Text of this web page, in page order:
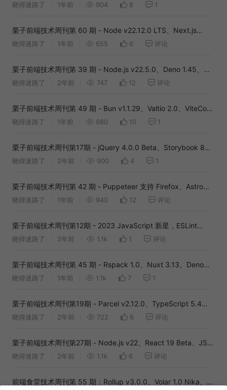
0.75、Bun v1.1.25...
晓得迷路了 1年前 904 8 1
栗子前端技术周刊第 60 期 - Node v22.12.0 LTS、Next.js
15.1、VSCode 1.96...
晓得迷路了 1年前 655 6 评论
栗子前端技术周刊第 39 期 - Node.js v22.5.0、Deno 1.45、博
客园求救信...
晓得迷路了 2年前 747 12 评论
栗子前端技术周刊第 49 期 - Bun v1.1.29、Valtio 2.0、ViteConf
即将开始...
晓得迷路了 1年前 980 10 1
栗子前端技术周刊第17期 - jQuery 4.0.0 Beta、Storybook 8
Beta、Vite 5.1...
晓得迷路了 2年前 900 4 1
栗子前端技术周刊第 42 期 - Puppeteer 支持 Firefox、Astro
4.13、nvm 0.40...
晓得迷路了 1年前 940 12 评论
栗子前端技术周刊第12期 - 2023 JavaScript 新星，ESLint
v9.0.0-alpha.0，V8 Maglev...
晓得迷路了 2年前 1.1k 1 评论
栗子前端技术周刊第 45 期 - Rspack 1.0、Nuxt 3.13、Deno
1.46...
晓得迷路了 1年前 1.1k 7 1
栗子前端技术周刊第19期 - Parcel v2.12.0、TypeScript 5.4
RC、原生 Popover...
晓得迷路了 2年前 722 6 评论
栗子前端技术周刊第27期 - Node.js v22、React 19 Beta、JS
Naked Day...
晓得迷路了 2年前 1.1k 6 评论
前端食堂技术周刊第 55 期：Rollup v3.0.0、Volar 1.0 Nika、